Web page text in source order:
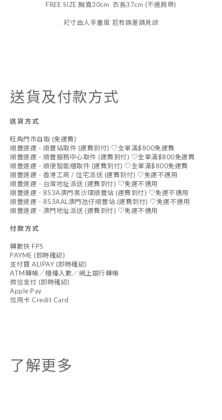
FREE SIZE 胸寬30cm 衣長37cm (不連肩帶)
尺寸由人手量度 若有誤差請見諒
送貨及付款方式
送貨方式
旺角門市自取 (免運費)
順豐速運 - 順豐站取件 (運費到付) ♡全單滿$800免運費
順豐速運 - 順豐服務中心取件 (運費到付) ♡全單滿$800免運費
順豐速運 - 順便智能櫃取件 (運費到付) ♡全單滿$800免運費
順豐速運 - 香港工商 / 住宅派送 (運費到付) ♡免運不適用
順豐速運 - 台灣地址派送 (運費到付) ♡免運不適用
順豐速運 - 853A澳門黑沙環順豐站 (運費到付) ♡免運不適用
順豐速運 - 853AAL澳門氹仔順豐站 (運費到付) ♡免運不適用
順豐速運 - 澳門地址派送 (運費到付) ♡免運不適用
付款方式
轉數快 FPS
PAYME (即時確認)
支付寶 ALIPAY (即時確認)
ATM轉帳／櫃檯入數／網上銀行轉帳
微信支付 (即時確認)
Apple Pay
信用卡 Credit Card
了解更多